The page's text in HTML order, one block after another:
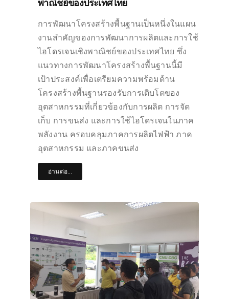
พาณิชย์ของประเทศไทย
การพัฒนาโครงสร้างพื้นฐานเป็นหนึ่งในแผน
งานสำคัญของการพัฒนาการผลิตและการใช้
ไฮโดรเจนเชิงพาณิชย์ของประเทศไทย ซึ่ง
แนวทางการพัฒนาโครงสร้างพื้นฐานนี้มี
เป้าประสงค์เพื่อเตรียมความพร้อมด้าน
โครงสร้างพื้นฐานรองรับการเติบโตของ
อุตสาหกรรมที่เกี่ยวข้องกับการผลิต การจัด
เก็บ การขนส่ง และการใช้ไฮโดรเจนในภาค
พลังงาน ครอบคลุมภาคการผลิตไฟฟ้า ภาค
อุตสาหกรรม และภาคขนส่ง
อ่านต่อ...